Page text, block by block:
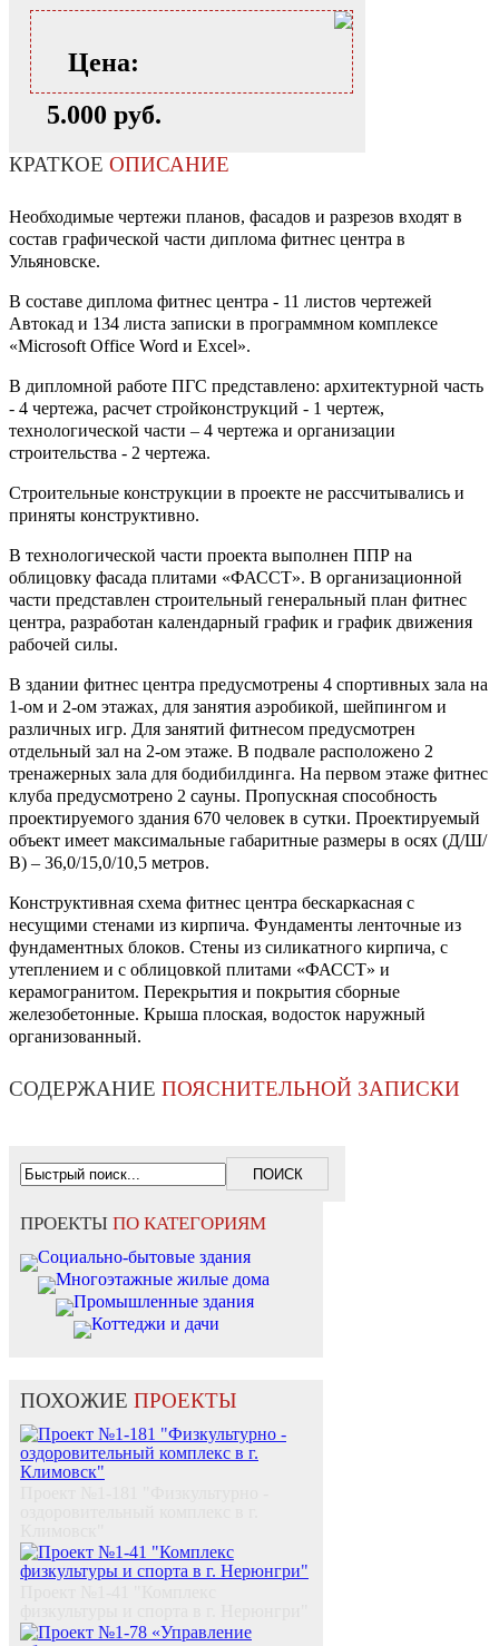
Цена:
5.000 руб.
КРАТКОЕ ОПИСАНИЕ
Необходимые чертежи планов, фасадов и разрезов входят в
состав графической части диплома фитнес центра в
Ульяновске.
В составе диплома фитнес центра - 11 листов чертежей
Автокад и 134 листа записки в программном комплексе
«Microsoft Office Word и Excel».
В дипломной работе ПГС представлено: архитектурной часть
- 4 чертежа, расчет стройконструкций - 1 чертеж,
технологической части – 4 чертежа и организации
строительства - 2 чертежа.
Строительные конструкции в проекте не рассчитывались и
приняты конструктивно.
В технологической части проекта выполнен ППР на
облицовку фасада плитами «ФАССТ». В организационной
части представлен строительный генеральный план фитнес
центра, разработан календарный график и график движения
рабочей силы.
В здании фитнес центра предусмотрены 4 спортивных зала на
1-ом и 2-ом этажах, для занятия аэробикой, шейпингом и
различных игр. Для занятий фитнесом предусмотрен
отдельный зал на 2-ом этаже. В подвале расположено 2
тренажерных зала для бодибилдинга. На первом этаже фитнес
клуба предусмотрено 2 сауны. Пропускная способность
проектируемого здания 670 человек в сутки. Проектируемый
объект имеет максимальные габаритные размеры в осях (Д/Ш/
В) – 36,0/15,0/10,5 метров.
Конструктивная схема фитнес центра бескаркасная с
несущими стенами из кирпича. Фундаменты ленточные из
фундаментных блоков. Стены из силикатного кирпича, с
утеплением и с облицовкой плитами «ФАССТ» и
керамогранитом. Перекрытия и покрытия сборные
железобетонные. Крыша плоская, водосток наружный
организованный.
СОДЕРЖАНИЕ ПОЯСНИТЕЛЬНОЙ ЗАПИСКИ
ПРОЕКТЫ ПО КАТЕГОРИЯМ
Социально-бытовые здания
Многоэтажные жилые дома
Промышленные здания
Коттеджи и дачи
ПОХОЖИЕ ПРОЕКТЫ